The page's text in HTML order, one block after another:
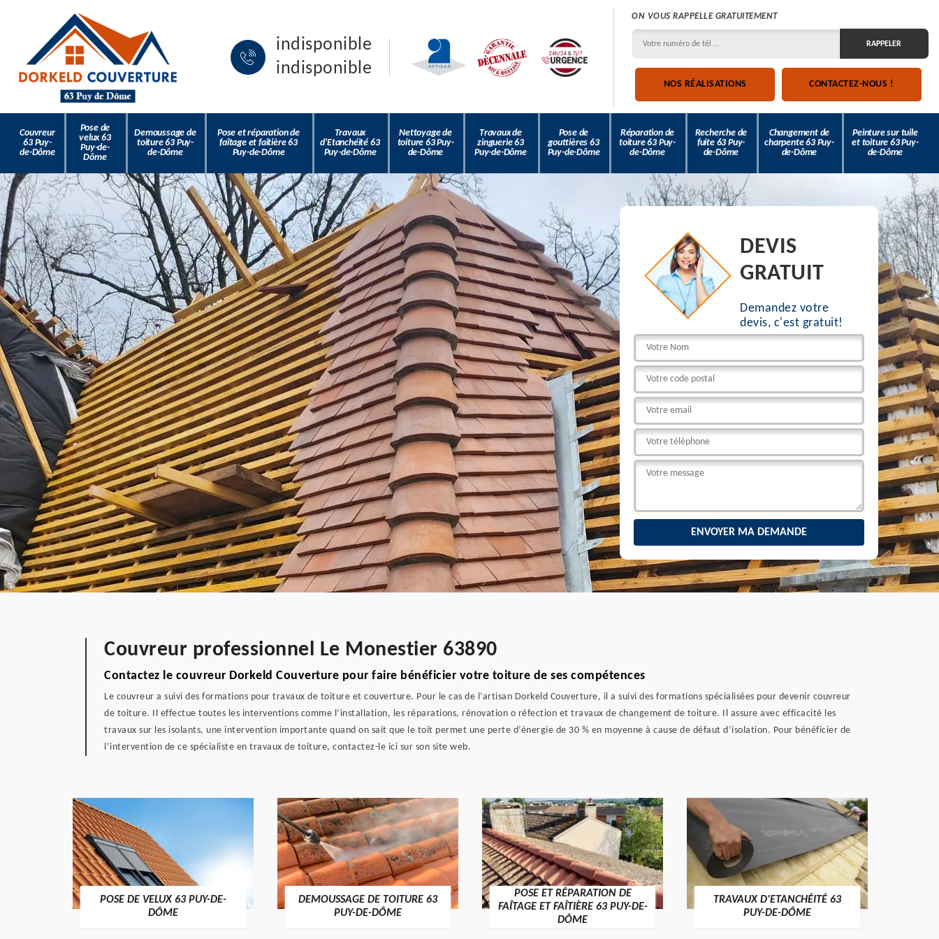
indisponible
indisponible
ON VOUS RAPPELLE GRATUITEMENT
NOS RÉALISATIONS CONTACTEZ-NOUS !
Couvreur
63 Puy-
de-Dôme
Pose de
velux 63
Puy-de-
Dôme
Demoussage de
toiture 63 Puy-
de-Dôme
Pose et réparation de
faîtage et faîtière 63
Puy-de-Dôme
Travaux
d'Etanchéité 63
Puy-de-Dôme
Nettoyage de
toiture 63 Puy-
de-Dôme
Travaux de
zinguerie 63
Puy-de-Dôme
Pose de
gouttières 63
Puy-de-Dôme
Réparation de
toiture 63 Puy-
de-Dôme
Recherche de
fuite 63 Puy-
de-Dôme
Changement de
charpente 63 Puy-
de-Dôme
Peinture sur tuile
et toiture 63 Puy-
de-Dôme
DEVIS
GRATUIT
Demandez votre
devis, c'est gratuit!
Couvreur professionnel Le Monestier 63890
Contactez le couvreur Dorkeld Couverture pour faire bénéficier votre toiture de ses compétences
Le couvreur a suivi des formations pour travaux de toiture et couverture. Pour le cas de l’artisan Dorkeld Couverture, il a suivi des formations spécialisées pour devenir couvreur
de toiture. Il effectue toutes les interventions comme l’installation, les réparations, rénovation o réfection et travaux de changement de toiture. Il assure avec efficacité les
travaux sur les isolants, une intervention importante quand on sait que le toit permet une perte d’énergie de 30 % en moyenne à cause de défaut d’isolation. Pour bénéficier de
l’intervention de ce spécialiste en travaux de toiture, contactez-le ici sur son site web.
POSE DE VELUX 63 PUY-DE-
DÔME
DEMOUSSAGE DE TOITURE 63
PUY-DE-DÔME
POSE ET RÉPARATION DE
FAÎTAGE ET FAÎTIÈRE 63 PUY-DE-
DÔME
TRAVAUX D'ETANCHÉITÉ 63
PUY-DE-DÔME